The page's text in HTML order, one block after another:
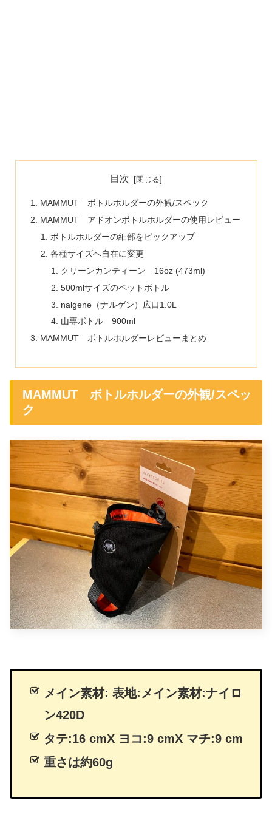
目次
MAMMUT ボトルホルダーの外観/スペック
MAMMUT アドオンボトルホルダーの使用レビュー
ボトルホルダーの細部をピックアップ
各種サイズへ自在に変更
クリーンカンティーン 16oz (473ml)
500mlサイズのペットボトル
nalgene（ナルゲン）広口1.0L
山専ボトル 900ml
MAMMUT ボトルホルダーレビューまとめ
MAMMUT ボトルホルダーの外観/スペッ
ク
メイン素材: 表地:メイン素材:ナイロ
ン420D
タテ:16 cmX ヨコ:9 cmX マチ:9 cm
重さは約60g